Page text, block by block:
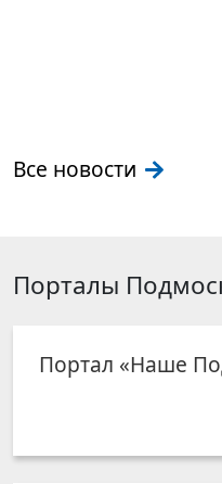
Все новости
Порталы
Портал «Наше